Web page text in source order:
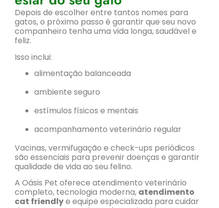
Depois de escolher entre tantos nomes para
gatos, o próximo passo é garantir que seu novo
companheiro tenha uma vida longa, saudável e
feliz.
Isso inclui:
alimentação balanceada
ambiente seguro
estímulos físicos e mentais
acompanhamento veterinário regular
Vacinas, vermifugação e check-ups periódicos
são essenciais para prevenir doenças e garantir
qualidade de vida ao seu felino.
A Oásis Pet oferece atendimento veterinário
completo, tecnologia moderna, atendimento
cat friendlye equipe especializada para cuidar